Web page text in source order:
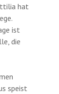
hat
ist
die
speist